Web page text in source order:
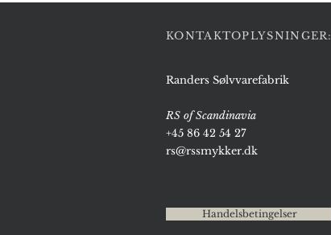
KONTAKTOPLYSNINGER:
Randers Sølvvarefabrik
RS of Scandinavia
+45 86 42 54 27
rs@rssmykker.dk
Handelsbetingelser